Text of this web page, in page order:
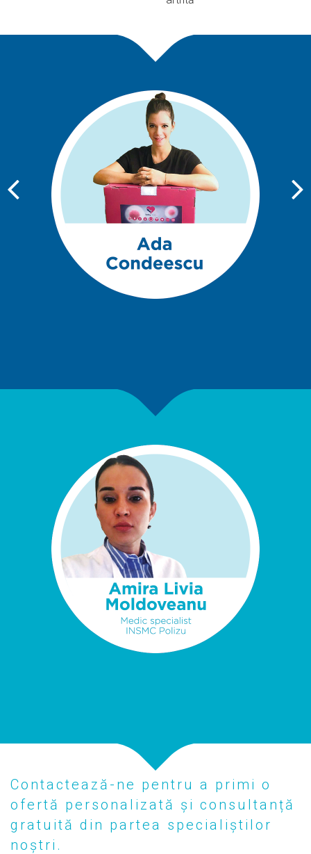
Contactează-ne pentru a primi o
ofertă personalizată și consultanță
gratuită din partea specialiștilor
noștri.